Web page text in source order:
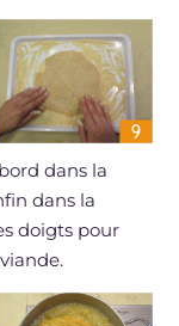
dans la
dans la
doigts pour